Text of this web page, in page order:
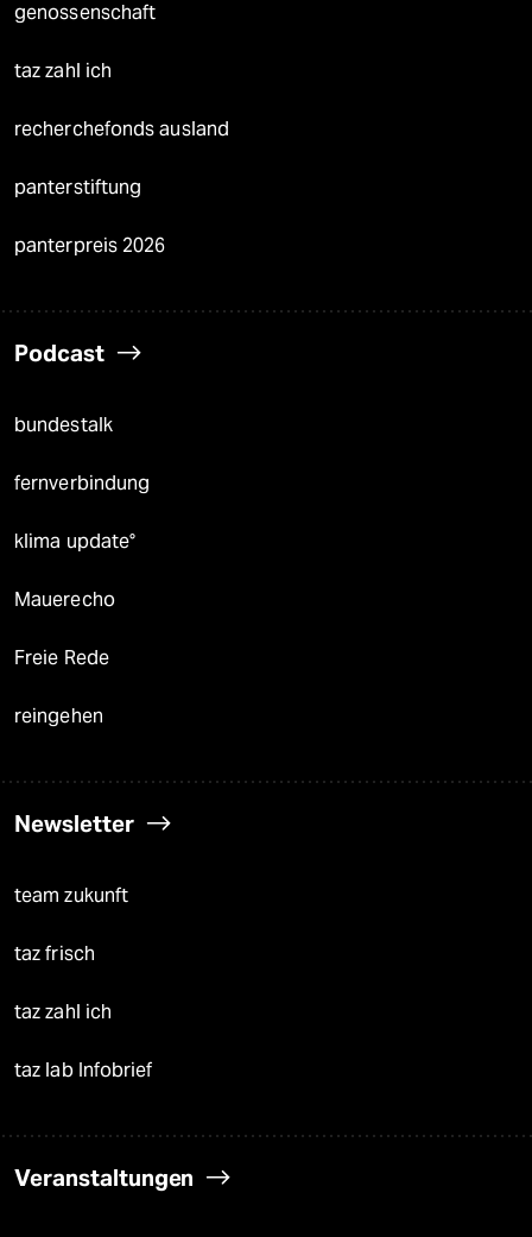
genossenschaft
taz zahl ich
recherchefonds ausland
panterstiftung
panterpreis 2026
Podcast
bundestalk
fernverbindung
klima update°
Mauerecho
Freie Rede
reingehen
Newsletter
team zukunft
taz frisch
taz zahl ich
taz lab Infobrief
Veranstaltungen